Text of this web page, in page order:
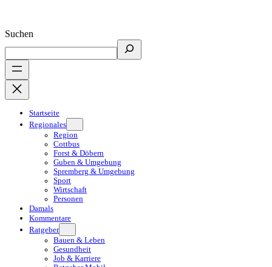
Suchen
Startseite
Regionales
Region
Cottbus
Forst & Döbern
Guben & Umgebung
Spremberg & Umgebung
Sport
Wirtschaft
Personen
Damals
Kommentare
Ratgeber
Bauen & Leben
Gesundheit
Job & Karriere